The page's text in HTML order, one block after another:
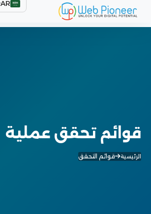
AR
قوائم تحقق عملية
الرئيسية قوائم التحقق